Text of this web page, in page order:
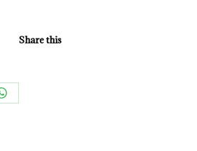
Share this
Share